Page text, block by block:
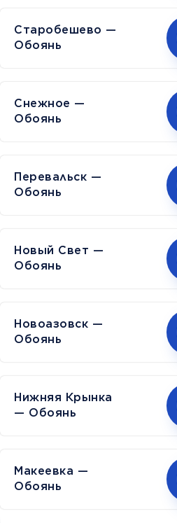
Старобешево —
Обоянь
Снежное —
Обоянь
Перевальск —
Обоянь
Новый Свет —
Обоянь
Новоазовск —
Обоянь
Нижняя Крынка
— Обоянь
Макеевка —
Обоянь